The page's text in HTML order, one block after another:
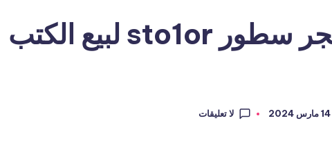
كود خصم متجر سطور sto1or لبيع الكتب
14 مارس 2024 لا تعليقات